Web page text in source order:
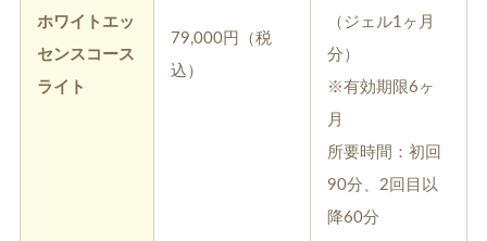
ホワイトエッ
センスコース
ライト
79,000円（税
込）
（ジェル1ヶ月
分）
※有効期限6ヶ
月
所要時間：初回
90分、2回目以
降60分